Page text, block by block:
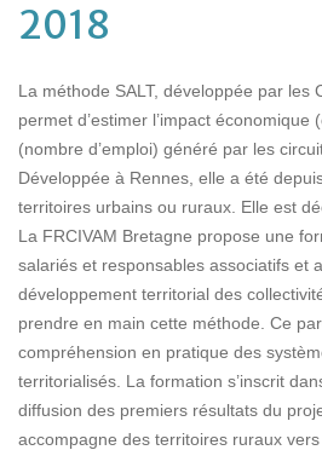
2018
La méthode SALT, développée par les
permet d’estimer l’impact économique
(nombre d’emploi) généré par les
Développée à Rennes, elle a été
territoires urbains ou ruraux. Elle est
La FRCIVAM Bretagne propose une
salariés et responsables associatifs et
développement territorial des
prendre en main cette méthode. Ce
compréhension en pratique des
territorialisés. La formation s’inscrit
diffusion des premiers résultats du
accompagne des territoires ruraux